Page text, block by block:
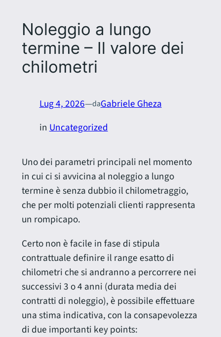
Noleggio a lungo
termine – Il valore dei
chilometri
Lug 4, 2026—daGabriele Gheza
inUncategorized
Uno dei parametri principali nel momento
in cui ci si avvicina al noleggio a lungo
termine è senza dubbio il chilometraggio,
che per molti potenziali clienti rappresenta
un rompicapo.
Certo non è facile in fase di stipula
contrattuale definire il range esatto di
chilometri che si andranno a percorrere nei
successivi 3 o 4 anni (durata media dei
contratti di noleggio), è possibile effettuare
una stima indicativa, con la consapevolezza
di due importanti key points: